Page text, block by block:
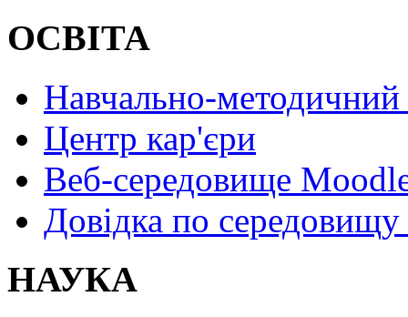
ОСВІТА
Навчально-методичний
Центр кар'єри
Веб-середовище
Довідка по
НАУКА